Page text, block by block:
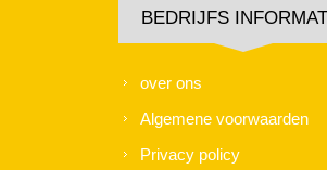
BEDRIJFS
over ons
Algemene voorwaarden
Privacy policy